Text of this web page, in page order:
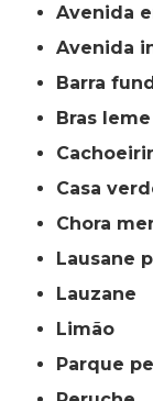
avenida
avenida
barra
bras leme
casa
chora
lausane
lauzane
limão
parque